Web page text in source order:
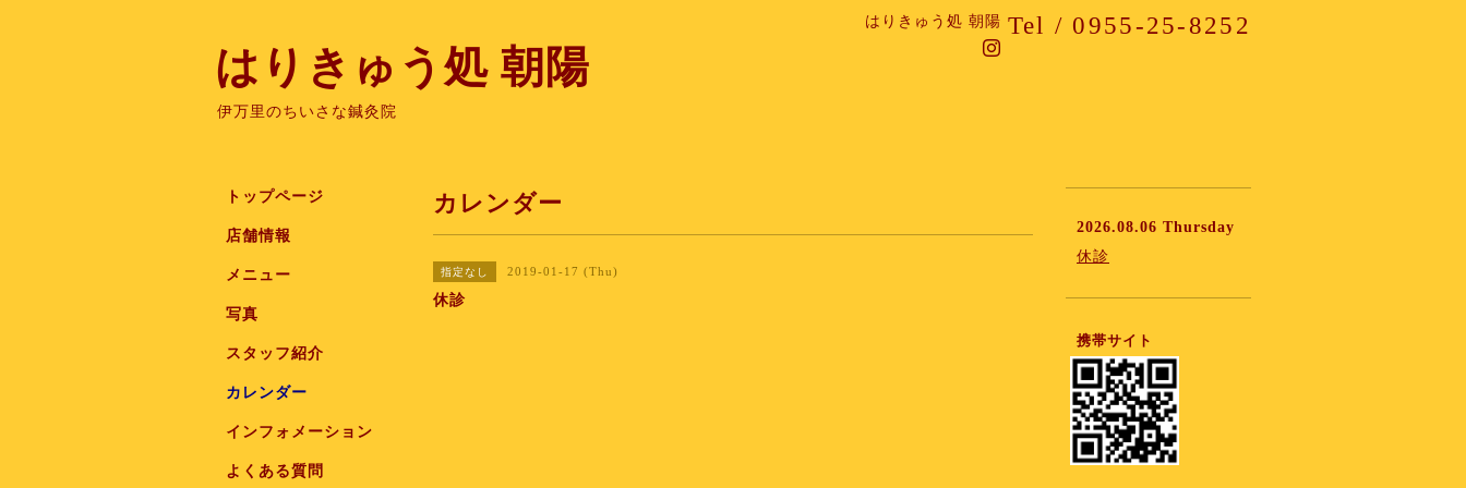
はりきゅう処 朝陽 Tel / 0955-25-8252
はりきゅう処 朝陽
伊万里のちいさな鍼灸院
カレンダー
指定なし 2019-01-17 (Thu)
休診
トップページ
店舗情報
メニュー
写真
スタッフ紹介
カレンダー
インフォメーション
よくある質問
2026.08.06 Thursday
休診
携帯サイト